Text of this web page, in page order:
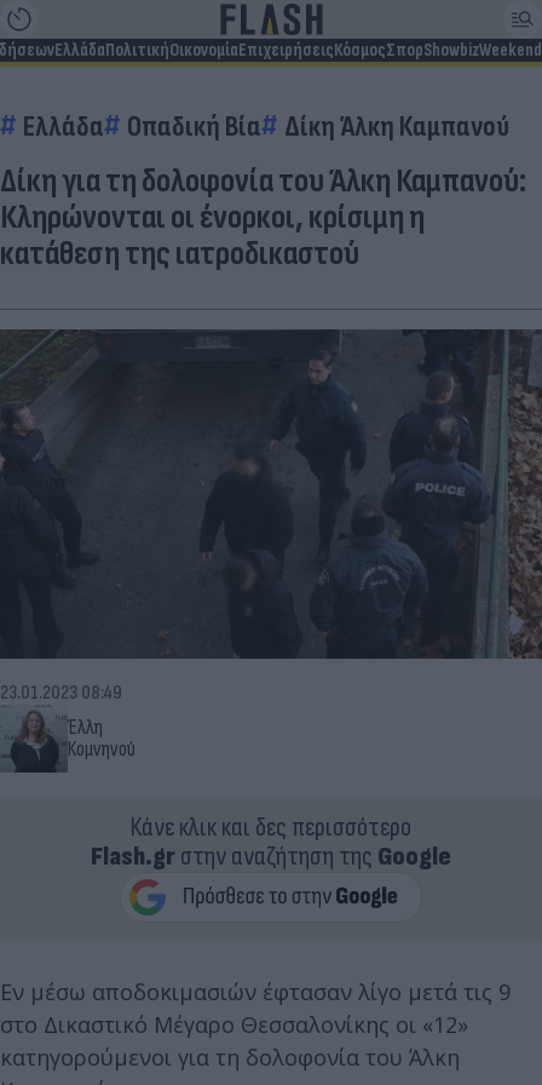
ΕλλάδαΠολιτικήΟικονομίαΕπιχειρήσειςΚόσμοςΣπορShowbizWeekend
Ελλάδα Οπαδική Βία Δίκη Άλκη Καμπανού
Δίκη για τη δολοφονία του Άλκη Καμπανού:
Κληρώνονται οι ένορκοι, κρίσιμη η
κατάθεση της ιατροδικαστού
Έλλη
Κομνηνού
23.01.2023 08:49
Κάνε κλικ και δες περισσότερο
Flash.grστην αναζήτηση της Google
Εν μέσω αποδοκιμασιών έφτασαν λίγο μετά τις 9
στο Δικαστικό Μέγαρο Θεσσαλονίκης οι «12»
κατηγορούμενοι για τη δολοφονία του Άλκη